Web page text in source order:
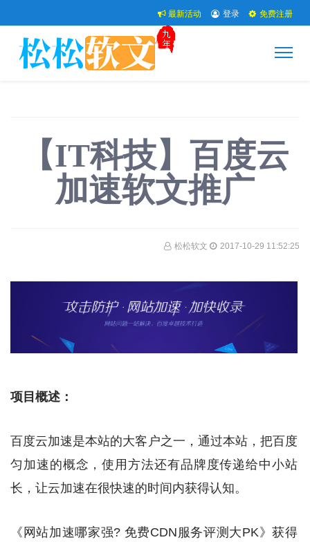
最新活动 登录 免费注册
【IT科技】百度云
加速软文推广
松松软文 2017-10-29 11:52:25
项目概述：
百度云加速是本站的大客户之一，通过本站，把百度
匀加速的概念，使用方法还有品牌度传递给中小站
长，让云加速在很快速的时间内获得认知。
《网站加速哪家强? 免费CDN服务评测大PK》获得